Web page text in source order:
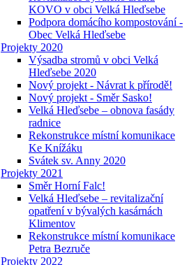
KOVO v obci Velká Hleďsebe
Podpora domácího kompostování -
Obec Velká Hleďsebe
Projekty 2020
Výsadba stromů v obci Velká
Hleďsebe 2020
Nový projekt - Návrat k přírodě!
Nový projekt - Směr Sasko!
Velká Hleďsebe – obnova fasády
radnice
Rekonstrukce místní komunikace
Ke Knížáku
Svátek sv. Anny 2020
Projekty 2021
Směr Horní Falc!
Velká Hleďsebe – revitalizační
opatření v bývalých kasárnách
Klimentov
Rekonstrukce místní komunikace
Petra Bezruče
Projekty 2022